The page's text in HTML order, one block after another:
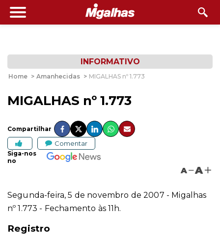
INFORMATIVO
Home > Amanhecidas > MIGALHAS nº 1.773
MIGALHAS nº 1.773
Compartilhar
Comentar
Siga-nos
no
A A
Segunda-feira, 5 de novembro de 2007 - Migalhas
nº 1.773 - Fechamento às 11h.
Registro